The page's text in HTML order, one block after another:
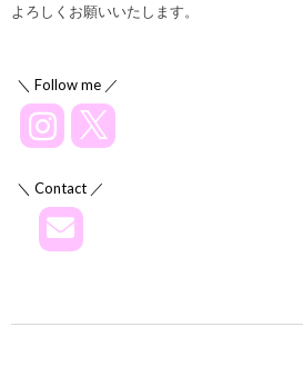
よろしくお願いいたします。
＼ Follow me ／
＼ Contact ／